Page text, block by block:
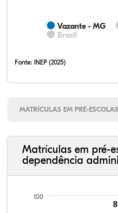
Vazante - MG
Brasil
Fonte: INEP (2025)
MATRÍCULAS EM PRÉ-ESCOLAS
Matrículas em pré-
dependência
100